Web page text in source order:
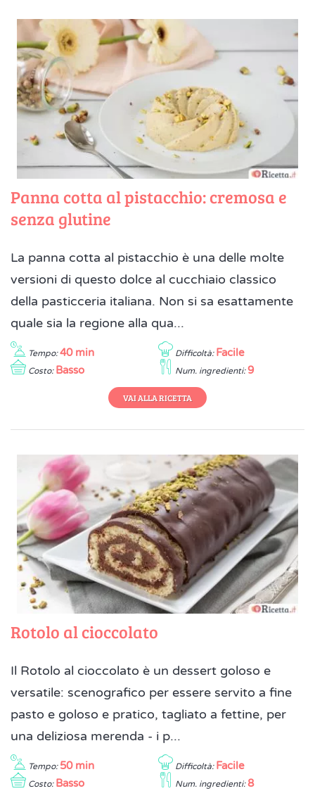
Panna cotta al pistacchio: cremosa e
senza glutine
La panna cotta al pistacchio è una delle molte
versioni di questo dolce al cucchiaio classico
della pasticceria italiana. Non si sa esattamente
quale sia la regione alla qua...
Tempo: 40 min Difficoltà: Facile
Costo: Basso Num. ingredienti: 9
VAI ALLA RICETTA
Rotolo al cioccolato
Il Rotolo al cioccolato è un dessert goloso e
versatile: scenografico per essere servito a fine
pasto e goloso e pratico, tagliato a fettine, per
una deliziosa merenda - i p...
Tempo: 50 min Difficoltà: Facile
Costo: Basso Num. ingredienti: 8